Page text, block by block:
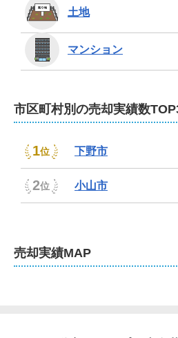
要な案件も得意です。
どのような些細なことでも、ご
い。
産 小山城東店にお任せくだ
き家の売却や築年数が古い物件
は、買取もいたしております。
土地
マンション
市区町村別の売却実績数
1位 下野市
2位 小山市
売却実績MAP